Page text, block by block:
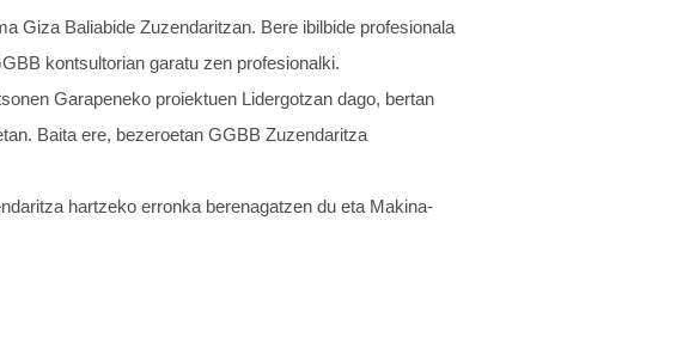
Giza Baliabide Zuzendaritzan. Bere ibilbide profesionala
kontsultorian garatu zen profesionalki.
Garapeneko proiektuen Lidergotzan dago, bertan
Baita ere, bezeroetan GGBB Zuzendaritza
hartzeko erronka berenagatzen du eta Makina-